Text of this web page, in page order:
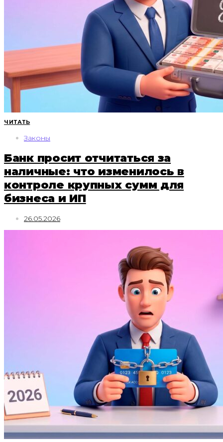
ЧИТАТЬ
Законы
Банк просит отчитаться за
наличные: что изменилось в
контроле крупных сумм для
бизнеса и ИП
26.05.2026